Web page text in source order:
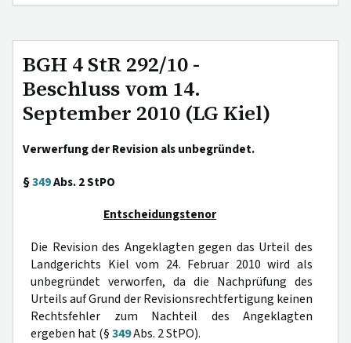
BGH 4 StR 292/10 -
Beschluss vom 14.
September 2010 (LG Kiel)
Verwerfung der Revision als unbegründet.
§349Abs. 2 StPO
Entscheidungstenor
Die Revision des Angeklagten gegen das Urteil des
Landgerichts Kiel vom 24. Februar 2010 wird als
unbegründet verworfen, da die Nachprüfung des
Urteils auf Grund der Revisionsrechtfertigung keinen
Rechtsfehler zum Nachteil des Angeklagten
ergeben hat (§349Abs. 2 StPO).